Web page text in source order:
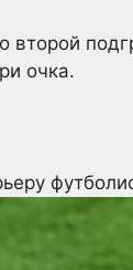
второй
очка.